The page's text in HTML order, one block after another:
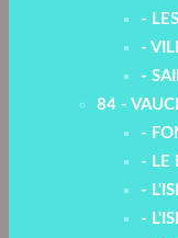
-
-
-
84 -
-
- LE
-
-